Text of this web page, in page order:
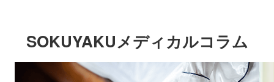
SOKUYAKUメディカルコラム